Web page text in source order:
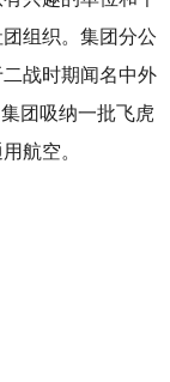
组织。集团分公
战时期闻名中外
团吸纳一批飞虎
航空。